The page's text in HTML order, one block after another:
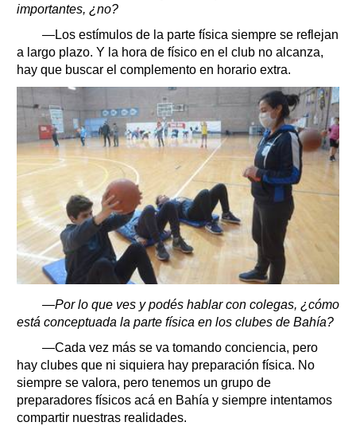
importantes, ¿no?
—Los estímulos de la parte física siempre se reflejan
a largo plazo. Y la hora de físico en el club no alcanza,
hay que buscar el complemento en horario extra.
—Por lo que ves y podés hablar con colegas, ¿cómo
está conceptuada la parte física en los clubes de Bahía?
—Cada vez más se va tomando conciencia, pero
hay clubes que ni siquiera hay preparación física. No
siempre se valora, pero tenemos un grupo de
preparadores físicos acá en Bahía y siempre intentamos
compartir nuestras realidades.